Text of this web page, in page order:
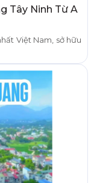
Tây Ninh Từ A
Việt Nam, sở hữu